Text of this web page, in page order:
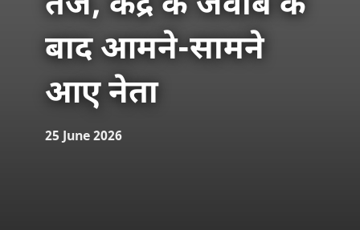
बाद आमने-सामने
आए नेता
25 June 2026